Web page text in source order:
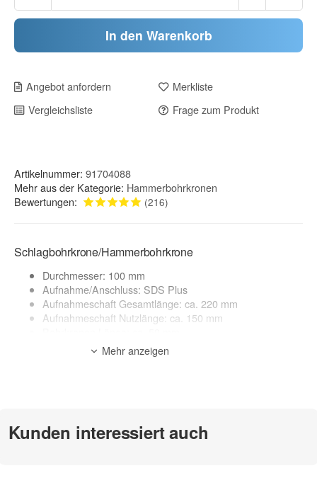
In den Warenkorb
Angebot anfordern
Merkliste
Vergleichsliste
Frage zum Produkt
Artikelnummer: 91704088
Mehr aus der Kategorie: Hammerbohrkronen
Bewertungen:
(216)
Schlagbohrkrone/Hammerbohrkrone
Durchmesser: 100 mm
Aufnahme/Anschluss: SDS Plus
Aufnahmeschaft Gesamtlänge: ca. 220 mm
Aufnahmeschaft Nutzlänge: ca. 150 mm
Anwendungsbereich:Mehr anzeigen
Kunden interessiert auch